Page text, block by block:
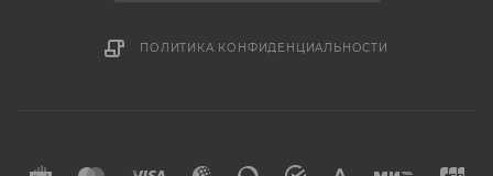
ПОЛИТИКА КОНФИДЕНЦИАЛЬНОСТИ